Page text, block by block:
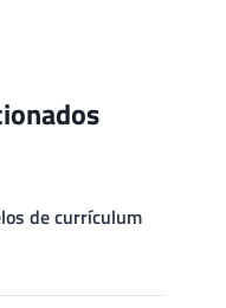
de currículum